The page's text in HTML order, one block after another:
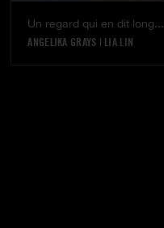
Un regard qui en dit long...
ANGELIKA GRAYS | LIA LIN